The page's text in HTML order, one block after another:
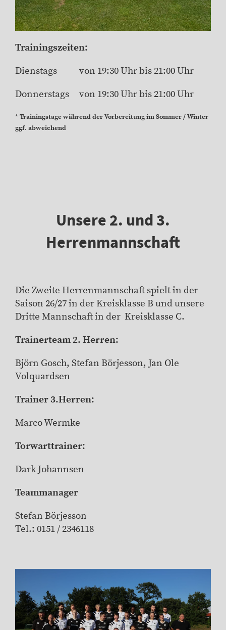
Trainingszeiten:
Dienstags von 19:30 Uhr bis 21:00 Uhr
Donnerstags von 19:30 Uhr bis 21:00 Uhr
* Trainingstage während der Vorbereitung im Sommer / Winter
ggf. abweichend
Unsere 2. und 3.
Herrenmannschaft
Die Zweite Herrenmannschaft spielt in der
Saison 26/27 in der Kreisklasse B und unsere
Dritte Mannschaft in der Kreisklasse C.
Trainerteam 2. Herren:
Björn Gosch, Stefan Börjesson, Jan Ole
Volquardsen
Trainer 3.Herren:
Marco Wermke
Torwarttrainer:
Dark Johannsen
Teammanager
Stefan Börjesson
Tel.: 0151 / 2346118